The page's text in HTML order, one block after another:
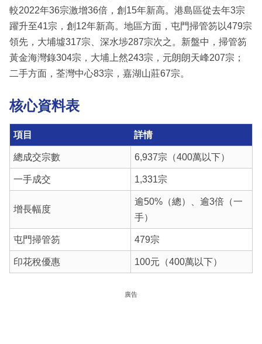
較2022年36宗激增36倍，創15年新高。港島區從去年3宗
躍升至41宗，創12年新高。地區方面，屯門掃管笏以479宗
領先，大埔墟317宗、深水埗287宗次之。新盤中，掃管笏
黃金海灣錄304宗，大埔上然243宗，元朗朗天峰207宗；
二手方面，荃灣中心83宗，嘉湖山莊67宗。
核心資料表
項目 詳情
總成交宗數 6,937宗（400萬以下）
一手成交 1,331宗
增長幅度
逾50%（總）、逾3倍（一
手）
屯門掃管笏 479宗
印花稅優惠 100元（400萬以下）
廣告